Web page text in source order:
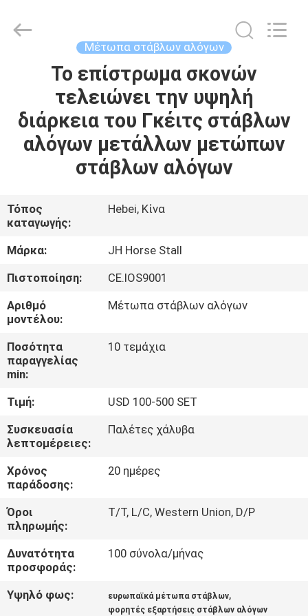
ΠΡΟΪΌΝΤΑ
ΠΕΡΊΠΟΥ
ΓΎΡΟΣ
ΕΡΓΟΣΤΑΣΊΩΝ
ΠΟΙΟΤΙΚΌΣ
ΈΛΕΓΧΟΣ
ΜΑΣ
ΣΕ
ΕΠΑΦΉ
ΖΗΤΉΣΤΕ
ΈΝΑ
ΑΠΌΣΠΑΣΜΑ
SITEMAP
products
Μέτωπα στάβλων αλόγων
Το επίστρωμα σκονών
τελειώνει την υψηλή
διάρκεια του Γκέιτς στάβλων
αλόγων μετάλλων μετώπων
στάβλων αλόγων
Τόπος
καταγωγής:
Hebei, Κίνα
Μάρκα:
JH Horse Stall
Πιστοποίηση:
CE.IOS9001
Αριθμό
μοντέλου:
Μέτωπα στάβλων αλόγων
Ποσότητα
παραγγελίας
min:
10 τεμάχια
Τιμή:
USD 100-500 SET
Συσκευασία
λεπτομέρειες:
Παλέτες χάλυβα
Χρόνος
παράδοσης:
20 ημέρες
Όροι
πληρωμής:
T/T, L/C, Western Union, D/P
Δυνατότητα
προσφοράς:
100 σύνολα/μήνας
Υψηλό φως: ευρωπαϊκά μέτωπα στάβλων,
φορητές εξαρτήσεις στάβλων αλόγων